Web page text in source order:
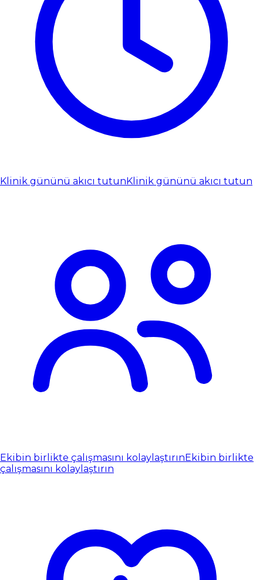
Klinik gününü akıcı tutunKlinik gününü akıcı tutun
Ekibin birlikte çalışmasını kolaylaştırınEkibin birlikte
çalışmasını kolaylaştırın